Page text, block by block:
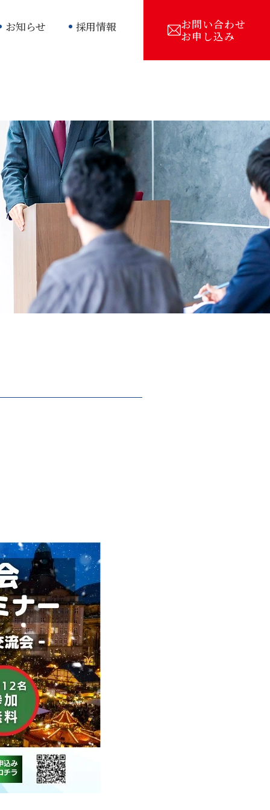
お知らせ 採用情報
お問い合わせ
お申し込み